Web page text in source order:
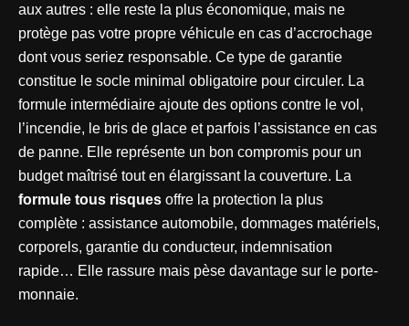
aux autres : elle reste la plus économique, mais ne
protège pas votre propre véhicule en cas d’accrochage
dont vous seriez responsable. Ce type de garantie
constitue le socle minimal obligatoire pour circuler. La
formule intermédiaire ajoute des options contre le vol,
l’incendie, le bris de glace et parfois l’assistance en cas
de panne. Elle représente un bon compromis pour un
budget maîtrisé tout en élargissant la couverture. La
formule tous risques offre la protection la plus
complète : assistance automobile, dommages matériels,
corporels, garantie du conducteur, indemnisation
rapide… Elle rassure mais pèse davantage sur le porte-
monnaie.